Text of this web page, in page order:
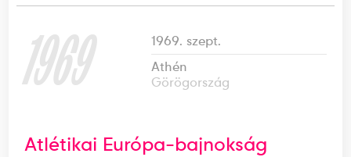
1969
1969. szept.
Athén
Görögország
Atlétikai Európa-bajnokság